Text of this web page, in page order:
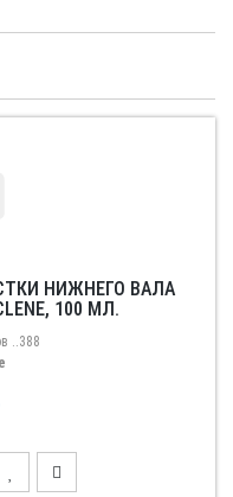
НИЖНЕГО ВАЛА
100 МЛ.
..388